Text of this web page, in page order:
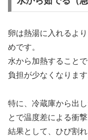
卵は熱湯に入れるよ
めです。
水から加熱すること
負担が少なくなります
特に、冷蔵庫から出
とで温度差による衝
結果として、ひび割